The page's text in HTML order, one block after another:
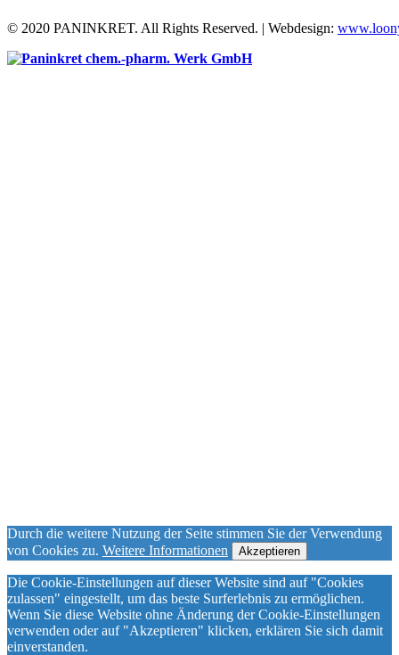
© 2020 PANINKRET. All Rights Reserved. | Webdesign:
Durch die weitere Nutzung der Seite stimmen Sie der Verwendung
von Cookies zu. Weitere Informationen Akzeptieren
Die Cookie-Einstellungen auf dieser Website sind auf "Cookies
zulassen" eingestellt, um das beste Surferlebnis zu ermöglichen.
Wenn Sie diese Website ohne Änderung der Cookie-Einstellungen
verwenden oder auf "Akzeptieren" klicken, erklären Sie sich damit
einverstanden.